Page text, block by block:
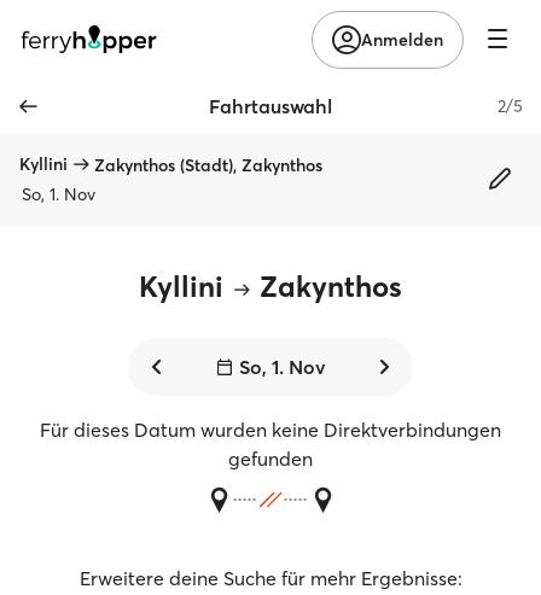
Anmelden
Fahrtauswahl 2/5
Kyllini
Zakynthos (Stadt), Zakynthos
So, 1. Nov
Kyllini Zakynthos
So, 1. Nov
Für dieses Datum wurden keine Direktverbindungen
gefunden
Erweitere deine Suche für mehr Ergebnisse: